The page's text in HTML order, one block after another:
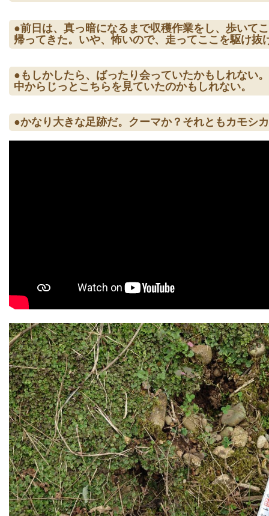
●前日は、真っ暗になるまで収穫作業をし、歩いて
帰ってきた。いや、怖いので、走ってここを駆け抜
●もしかしたら、ばったり会っていたかもしれない
中からじっとこちらを見ていたのかもしれない。
●かなり大きな足跡だ。クーマか？それともカモシ